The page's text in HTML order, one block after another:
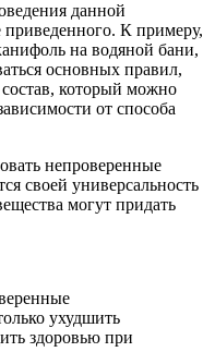
данной
К примеру,
на водяной бани,
основных правил,
который можно
от способа
непроверенные
своей универсальность
могут придать
ухудшить
здоровью при